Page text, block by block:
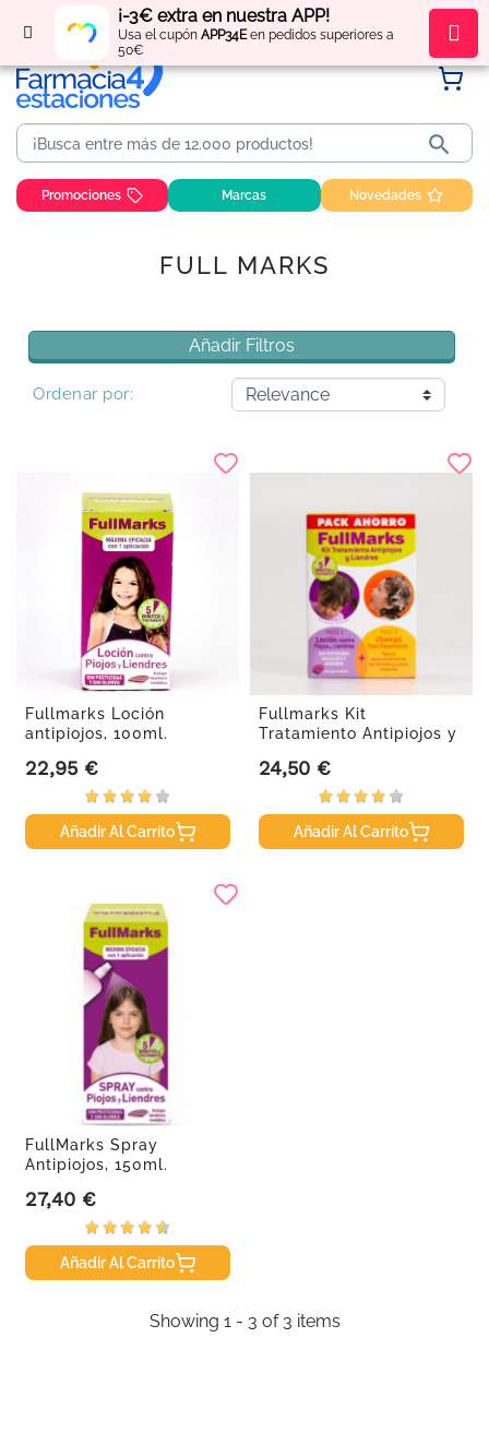
¡-3€ extra en nuestra APP!
Usa el cupón APP34Een pedidos superiores a
50€
Regístratey obténpuntos por tus compras

Promociones Marcas Novedades
FULL MARKS
Añadir Filtros
Ordenar por:
Fullmarks Loción
antipiojos, 100ml.
Precio
22,95 €
Añadir Al Carrito
Fullmarks Kit
Tratamiento Antipiojos y
Precio
24,50 €
Añadir Al Carrito
FullMarks Spray
Antipiojos, 150ml.
Precio
27,40 €
Añadir Al Carrito
Showing 1 - 3 of 3 items